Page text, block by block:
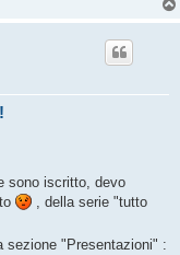
sono iscritto, devo
, della serie "tutto
sezione "Presentazioni" :